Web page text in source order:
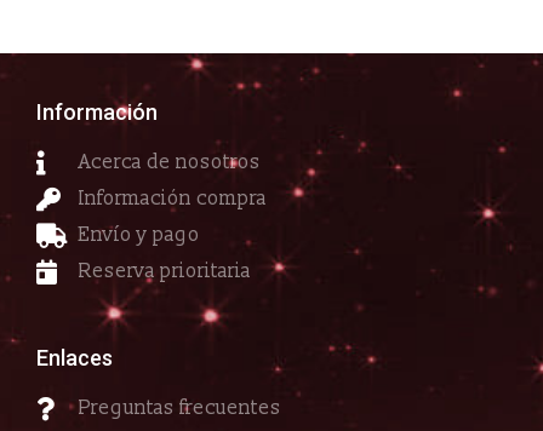
Información
Acerca de nosotros
Información compra
Envío y pago
Reserva prioritaria
Enlaces
Preguntas frecuentes